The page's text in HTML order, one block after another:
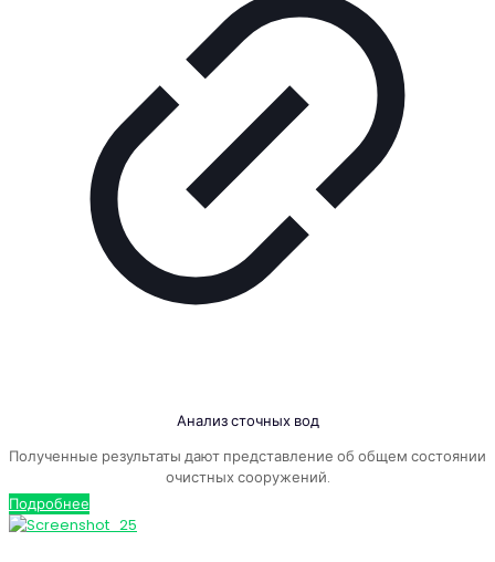
Анализ сточных вод
Полученные результаты дают представление об общем состоянии
очистных сооружений.
Подробнее